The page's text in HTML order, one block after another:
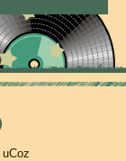
uCoz